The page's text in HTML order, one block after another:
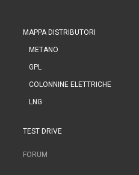
MAPPA DISTRIBUTORI
METANO
GPL
COLONNINE ELETTRICHE
LNG
TEST DRIVE
FORUM